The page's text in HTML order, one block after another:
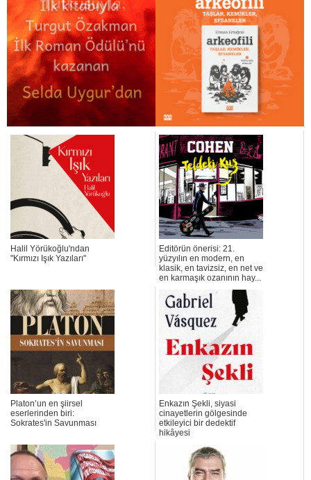
Halil Yörükoğlu'ndan
"Kırmızı Işık Yazıları"
Editörün önerisi: 21.
yüzyılın en modern, en
klasik, en tavizsiz, en net ve
en karmaşık ozanının hay...
Platon’un en şiirsel
eserlerinden biri:
Sokrates'in Savunması
Enkazın Şekli, siyasi
cinayetlerin gölgesinde
etkileyici bir dedektif
hikâyesi